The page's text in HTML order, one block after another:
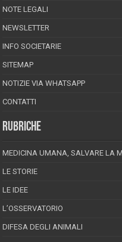
NOTE LEGALI
NEWSLETTER
INFO SOCIETARIE
SITEMAP
NOTIZIE VIA WHATSAPP
CONTATTI
RUBRICHE
MEDICINA UMANA, SALVARE LA
LE STORIE
LE IDEE
L’OSSERVATORIO
DIFESA DEGLI ANIMALI